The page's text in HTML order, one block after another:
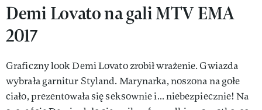
Demi Lovato na gali MTV EMA
2017
Graficzny look Demi Lovato zrobił wrażenie. Gwiazda
wybrała garnitur Styland. Marynarka, noszona na gołe
ciało, prezentowała się seksownie i… niebezpiecznie! Na